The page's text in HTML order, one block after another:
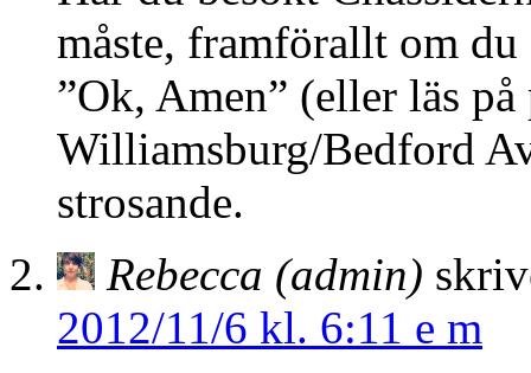
måste, framförallt om
”Ok, Amen” (eller läs
Williamsburg/Bedford
strosande.
Rebecca (admin)
2012/11/6 kl. 6:11 e m